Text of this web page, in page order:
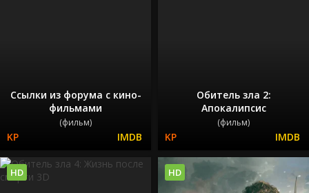
Ссылки из форума с кино-
фильмами
(фильм)
Обитель зла 2:
Апокалипсис
(фильм)
HD HD